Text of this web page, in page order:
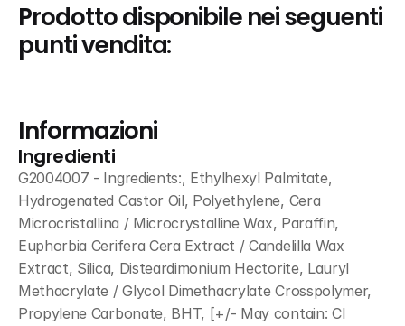
Prodotto disponibile nei seguenti
punti vendita:
Informazioni
Ingredienti
G2004007 - Ingredients:, Ethylhexyl Palmitate,
Hydrogenated Castor Oil, Polyethylene, Cera
Microcristallina / Microcrystalline Wax, Paraffin,
Euphorbia Cerifera Cera Extract / Candelilla Wax
Extract, Silica, Disteardimonium Hectorite, Lauryl
Methacrylate / Glycol Dimethacrylate Crosspolymer,
Propylene Carbonate, BHT, [+/- May contain: CI